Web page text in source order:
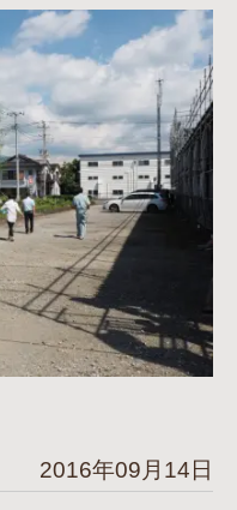
2016年09月14日